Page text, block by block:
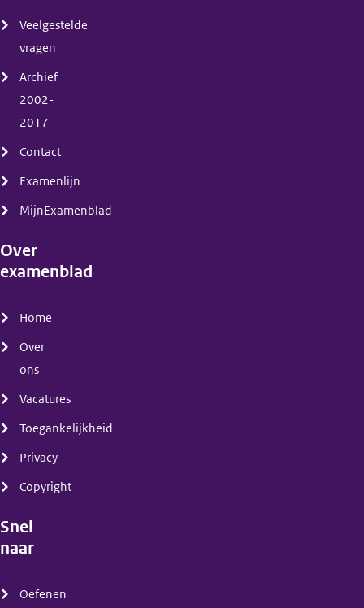
Veelgestelde
vragen
Archief
2002-
2017
Contact
Examenlijn
MijnExamenblad
Over
examenblad
Home
Over
ons
Vacatures
Toegankelijkheid
Privacy
Copyright
Snel
naar
Oefenen